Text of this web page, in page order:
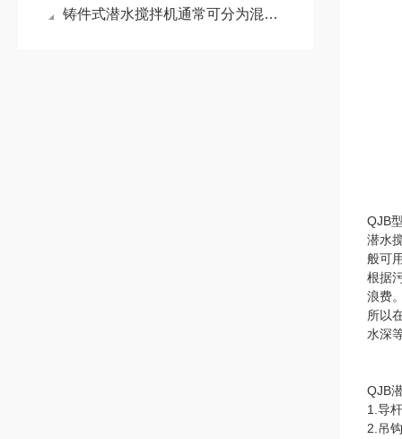
铸件式潜水搅拌机通常可分为混合搅拌和低速推流两大系列
QJB
潜水
般可
根据
浪费
所以
水深
QJB
1.导
2.吊